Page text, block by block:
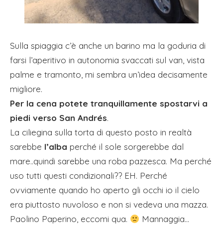
Sulla spiaggia c’è anche un barino ma la goduria di
farsi l’aperitivo in autonomia svaccati sul van, vista
palme e tramonto, mi sembra un’idea decisamente
migliore.
Per la cena potete tranquillamente spostarvi a
piedi verso San Andrés.
La ciliegina sulla torta di questo posto in realtà
sarebbe l’alba perché il sole sorgerebbe dal
mare..quindi sarebbe una roba pazzesca. Ma perché
uso tutti questi condizionali?? EH. Perché
ovviamente quando ho aperto gli occhi io il cielo
era piuttosto nuvoloso e non si vedeva una mazza.
Paolino Paperino, eccomi qua.
Mannaggia…